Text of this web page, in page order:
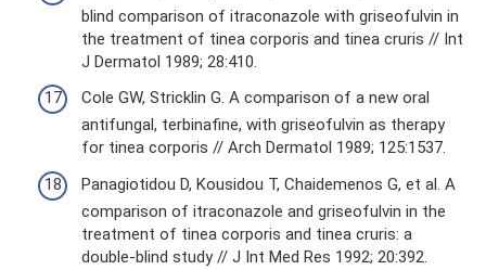
blind comparison of itraconazole with griseofulvin in
the treatment of tinea corporis and tinea cruris // Int
J Dermatol 1989; 28:410.
Cole GW, Stricklin G. A comparison of a new oral
antifungal, terbinafine, with griseofulvin as therapy
for tinea corporis // Arch Dermatol 1989; 125:1537.
Panagiotidou D, Kousidou T, Chaidemenos G, et al. A
comparison of itraconazole and griseofulvin in the
treatment of tinea corporis and tinea cruris: a
double-blind study // J Int Med Res 1992; 20:392.